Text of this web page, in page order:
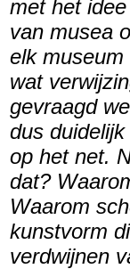
met het
van musea
elk
wat
gevraagd
dus
op het net.
dat?
Waarom
kunstvorm
verdwijnen